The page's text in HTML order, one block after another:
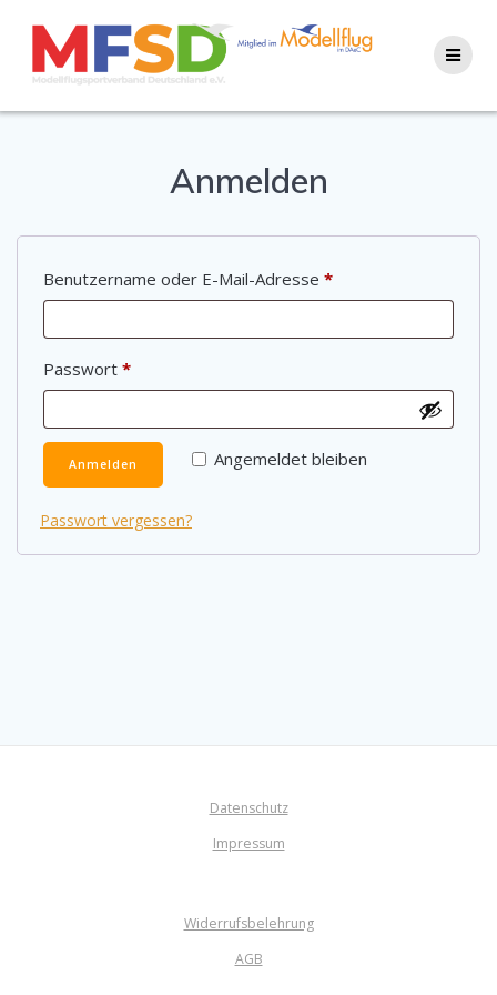
to
Anmelden
Benutzername oder E-Mail-Adresse *Erforderlich
Passwort *Erforderlich
Angemeldet bleiben
Anmelden
Passwort vergessen?
Datenschutz
Impressum
Widerrufsbelehrung
AGB